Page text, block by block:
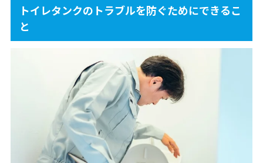
トイレタンクのトラブルを防ぐためにできるこ
と